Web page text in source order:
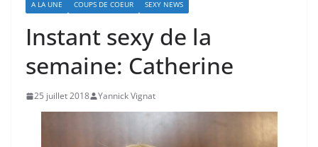
A LA UNE COUPS DE COEUR SEXY NEWS
Instant sexy de la
semaine: Catherine
25 juillet 2018 Yannick Vignat